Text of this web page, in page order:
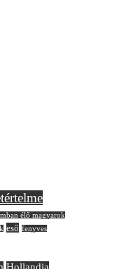
élő magyarok
eső fenyves
Hollandia